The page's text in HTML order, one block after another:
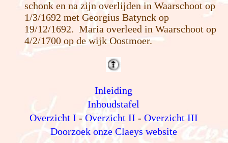
schonk en na zijn overlijden in Waarschoot op
1/3/1692 met Georgius Batynck op
19/12/1692. Maria overleed in Waarschoot op
4/2/1700 op de wijk Oostmoer.
Inleiding
Inhoudstafel
Overzicht I - Overzicht II - Overzicht III
Doorzoek onze Claeys website